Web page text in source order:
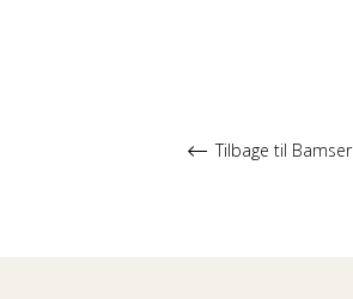
Tilbage til Bamser